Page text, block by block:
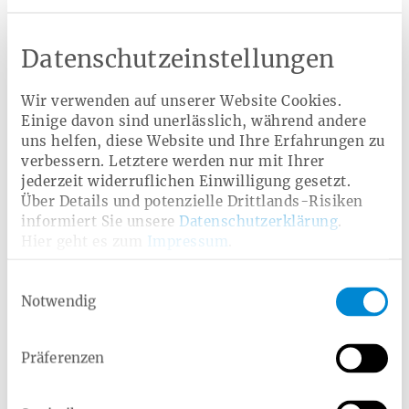
Datenschutzeinstellungen
Wir verwenden auf unserer Website Cookies.
Einige davon sind unerlässlich, während andere
uns helfen, diese Website und Ihre Erfahrungen zu
verbessern. Letztere werden nur mit Ihrer
jederzeit widerruflichen Einwilligung gesetzt.
Über Details und potenzielle Drittlands-Risiken
informiert Sie unsere Datenschutzerklärung.
Impressum
Notwendig
Präferenzen
ICH BIN BEI DER HEIMAT KRANKENKASSE VERSICHERT
ja
nein, ich bin aber an einer Mitgliedschaft
interessiert
nein, ich habe kein Interesse an einer
Mitgliedschaft